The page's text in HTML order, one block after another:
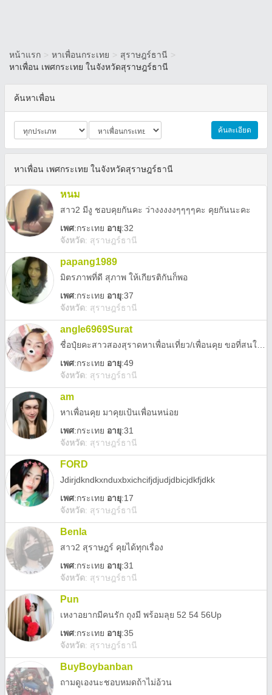
หน้าแรก > หาเพื่อนกระเทย > สุราษฎร์ธานี >
หาเพื่อน เพศกระเทย ในจังหวัดสุราษฎร์ธานี
ค้นหาเพื่อน
ค้นละเอียด
หาเพื่อน เพศกระเทย ในจังหวัดสุราษฎร์ธานี
หนม
สาว2 มีงู ชอบคุยกันคะ ว่างงงงงๆๆๆๆคะ คุยกันนะคะ
เพศ:กระเทย อายุ:32
จังหวัด: สุราษฎร์ธานี
papang1989
มิตรภาพที่ดี สุภาพ ให้เกียรติกันก็พอ
เพศ:กระเทย อายุ:37
จังหวัด: สุราษฎร์ธานี
angle6969Surat
เพศ:กระเทย อายุ:49
จังหวัด: สุราษฎร์ธานี
am
หาเพื่อนคุย มาคุยเป้นเพื่อนหน่อย
เพศ:กระเทย อายุ:31
จังหวัด: สุราษฎร์ธานี
FORD
Jdirjdkndkxnduxbxichcifjdjudjdbicjdkfjdkk
เพศ:กระเทย อายุ:17
จังหวัด: สุราษฎร์ธานี
Benla
สาว2 สุราษฎร์ คุยได้ทุกเรื่อง
เพศ:กระเทย อายุ:31
จังหวัด: สุราษฎร์ธานี
Pun
เหงาอยากมีคนรัก ถุงมี พร้อมลุย 52 54 56Up
เพศ:กระเทย อายุ:35
จังหวัด: สุราษฎร์ธานี
BuyBoybanban
ถามดูเองนะชอบหมดถ้าไม่อ้วน